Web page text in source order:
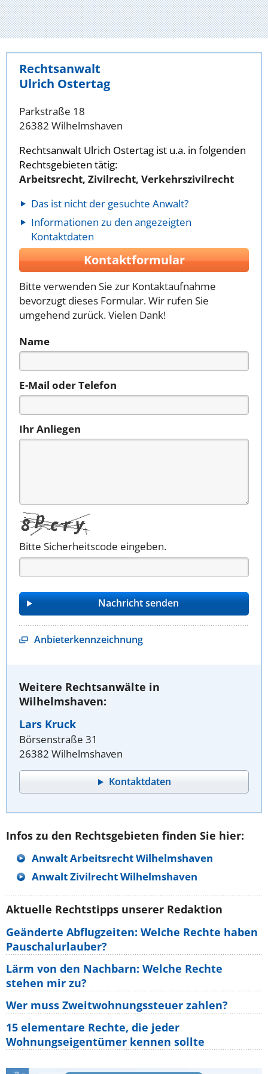
Rechtsanwalt
Ulrich Ostertag
Parkstraße 18
26382 Wilhelmshaven
Rechtsanwalt Ulrich Ostertag ist u.a. in folgenden
Rechtsgebieten tätig:
Arbeitsrecht, Zivilrecht, Verkehrszivilrecht
Das ist nicht der gesuchte Anwalt?
Informationen zu den angezeigten
Kontaktdaten
Kontaktformular
Bitte verwenden Sie zur Kontaktaufnahme
bevorzugt dieses Formular. Wir rufen Sie
umgehend zurück. Vielen Dank!
Name
E-Mail oder Telefon
Ihr Anliegen
Bitte Sicherheitscode eingeben.
Anbieterkennzeichnung
Weitere Rechtsanwälte in
Wilhelmshaven:
Lars Kruck
Börsenstraße 31
26382 Wilhelmshaven
Kontaktdaten
Infos zu den Rechtsgebieten finden Sie hier:
Anwalt Arbeitsrecht Wilhelmshaven
Anwalt Zivilrecht Wilhelmshaven
Aktuelle Rechtstipps unserer Redaktion
Geänderte Abflugzeiten: Welche Rechte haben
Pauschalurlauber?
Lärm von den Nachbarn: Welche Rechte
stehen mir zu?
Wer muss Zweitwohnungssteuer zahlen?
15 elementare Rechte, die jeder
Wohnungseigentümer kennen sollte